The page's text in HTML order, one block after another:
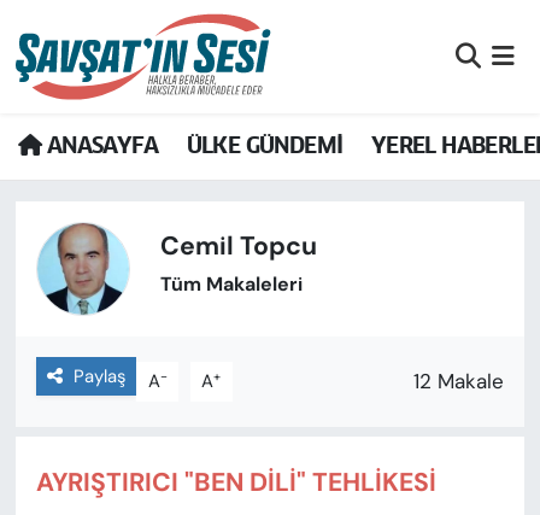
ANASAYFA ÜLKE GÜNDEMİ YEREL
Cemil Topcu
Tüm Makaleleri
Paylaş A- A+ 12 Makale
AYRIŞTIRICI "BEN DİLİ" TEHLİKESİ
Artvin Nöbetçi Eczaneler
Artvin Hava Durumu
Artvin Trafik Yoğunluk Haritası
Tüm Manşetler